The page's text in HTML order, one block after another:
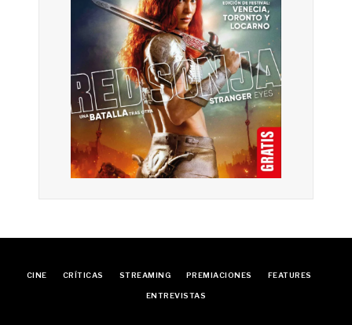
CINE CRÍTICAS STREAMING PREMIACIONES FEATURES
ENTREVISTAS